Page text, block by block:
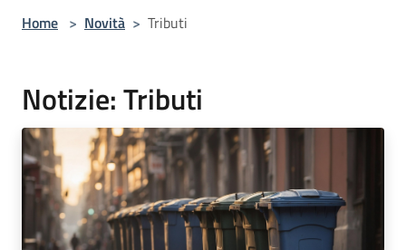
Home > Novità > Tributi
Notizie: Tributi